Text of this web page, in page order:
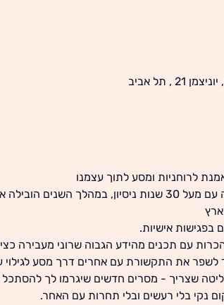
לרוחניות ומסע לתוך עצמנו
רוני התשואל היא מנטורית ומדריכה עם מעל 30 שנות
בפגישות אישיות.
עם תכנים מהידע הגבוה שרוני מעבירה
את התקשורת עם אחרים דרך מסע לגילוי
שצריך - מסרים חדשים שיגרמו לך
נקי בלי רעשים ובלי תחרות עם האחר.